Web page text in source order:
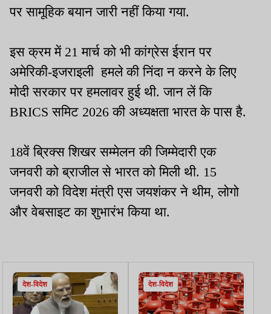
पर सामूहिक बयान जारी नहीं किया गया.
इस क्रम में 21 मार्च को भी कांग्रेस ईरान पर
अमेरिकी-इजराइली हमले की निंदा न करने के लिए
मोदी सरकार पर हमलावर हुई थी. जान लें कि
BRICS समिट 2026 की अध्यक्षता भारत के पास है.
18वें ब्रिक्स शिखर सम्मेलन की जिम्मेदारी एक
जनवरी को ब्राजील से भारत को मिली थी. 15
जनवरी को विदेश मंत्री एस जयशंकर ने थीम, लोगो
और वेबसाइट का शुभारंभ किया था.
देश-विदेश देश-विदेश